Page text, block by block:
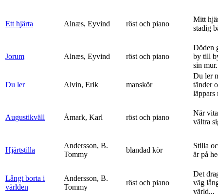
Ett hjärta Alnæs, Eyvind röst och piano
Mitt
stadig
Jorum Alnæs, Eyvind röst och piano
Döden
by till
sin
Du ler Alvin, Erik manskör
Du ler
tänder
läppars
Augustikväll Åmark, Karl röst och piano
När
vältra
Hjärtstilla
Andersson, B.
Tommy
blandad kör
Stilla
är på
Långt borta i
världen
Andersson, B.
Tommy
röst och piano
Det
väg
värld...